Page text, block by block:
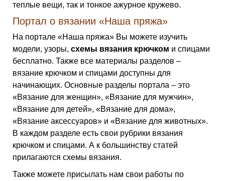
теплые вещи, так и тонкое ажурное кружево.
Портал о вязании «Наша пряжа»
На портале «Наша пряжа» Вы можете изучить
модели, узоры, схемы вязания крючком и спицами
бесплатно. Также все материалы разделов –
вязание крючком и спицами доступны для
начинающих. Основные разделы портала – это
«Вязание для женщин», «Вязание для мужчин»,
«Вязание для детей», «Вязание для дома»,
«Вязание аксессуаров» и «Вязание для животных».
В каждом разделе есть свои рубрики вязания
крючком и спицами. А к большинству статей
прилагаются схемы вязания.
Также можете присылать нам свои работы по